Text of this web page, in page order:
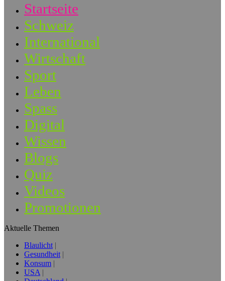
Startseite
Schweiz
International
Wirtschaft
Sport
Leben
Spass
Digital
Wissen
Blogs
Quiz
Videos
Promotionen
Aktuelle Themen
Blaulicht
Gesundheit
Konsum
USA